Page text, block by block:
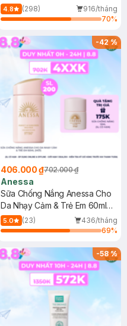
4.8 (298)
916/tháng
70%
-42%
406.000 ₫702.000 ₫
Anessa
Sữa Chống Nắng Anessa Cho
Da Nhạy Cảm & Trẻ Em 60ml
(Mới)
5.0 (23)
436/tháng
69%
-58%